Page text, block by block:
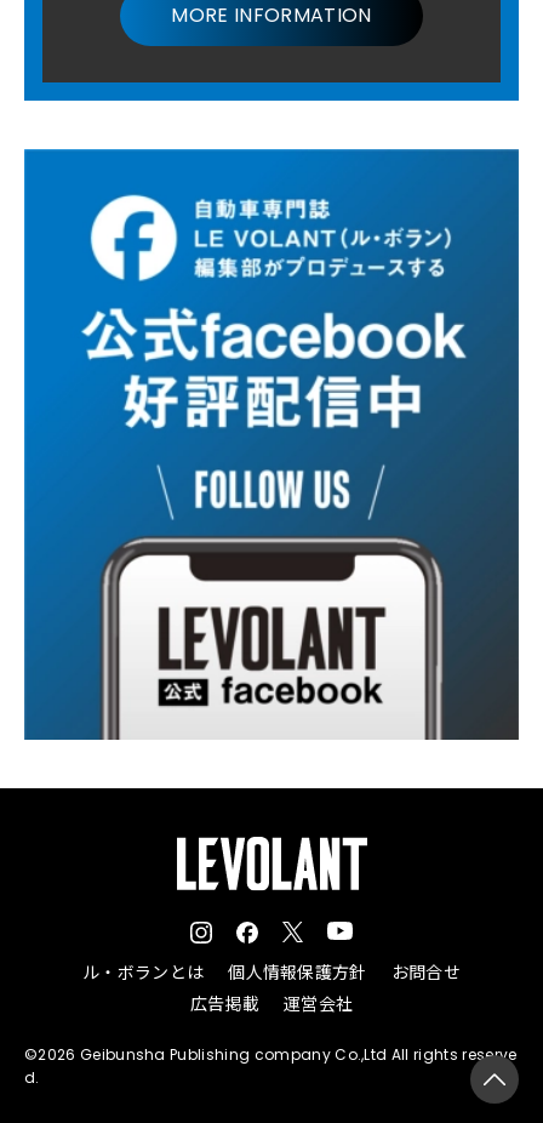
MORE INFORMATION
ル・ボランとは 個人情報保護方針
お問合せ
広告掲載
運営会社
©2026 Geibunsha Publishing company Co.,Ltd All rights reserve
d.